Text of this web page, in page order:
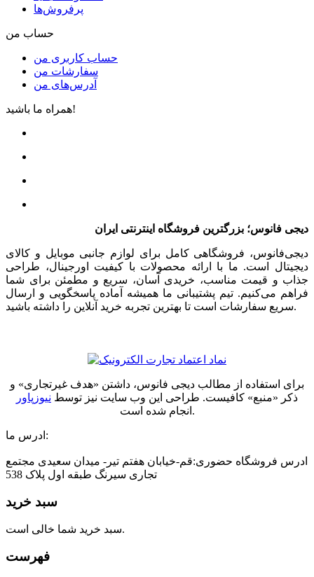
پرفروش‌ها
حساب من
حساب کاربری من
سفارشات من
آدرس‌های من
همراه ما باشید!
دیجی فانوس؛ بزرگترین فروشگاه اینترنتی ایران
دیجی‌فانوس، فروشگاهی کامل برای لوازم جانبی موبایل و کالای
دیجیتال است. ما با ارائه محصولات با کیفیت اورجینال، طراحی
جذاب و قیمت مناسب، خریدی آسان، سریع و مطمئن برای شما
فراهم می‌کنیم. تیم پشتیبانی ما همیشه آماده پاسخگویی و ارسال
سریع سفارشات است تا بهترین تجربه خرید آنلاین را داشته باشید.
برای استفاده از مطالب دیجی فانوس، داشتن «هدف غیرتجاری» و
ذکر «منبع» کافیست. طراحی این وب سایت نیز توسط نیوزپاور
انجام شده است.
ادرس ما:
ادرس فروشگاه حضوری:قم-خیابان هفتم تیر- میدان سعیدی مجتمع
تجاری سیرنگ طبقه اول پلاک 538
سبد خرید
سبد خرید شما خالی است.
فهرست